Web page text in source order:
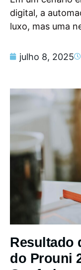
digital, a
luxo, mas uma
julho 8, 2025
Resultado
do Prouni